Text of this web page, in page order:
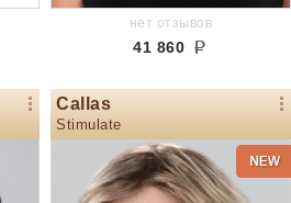
нет отзывов
41 860
Callas
Stimulate